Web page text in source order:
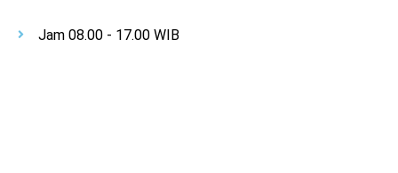
Jam 08.00 - 17.00 WIB